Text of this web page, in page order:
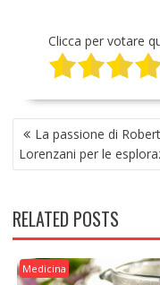
Clicca per votare
NAVIGAZIONE
ARTICOLI
La passione di
Lorenzani per le
RELATED POSTS
Medicina